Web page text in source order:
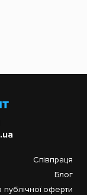
Співпраця
Блог
публічної оферти